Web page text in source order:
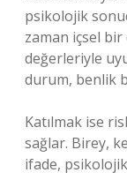
psikolojik
zaman içsel bir
değerleriyle
durum, benlik
Katılmak ise
sağlar. Birey,
ifade,